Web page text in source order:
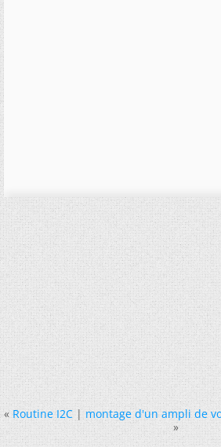
« Routine I2C|montage d'un ampli de
»